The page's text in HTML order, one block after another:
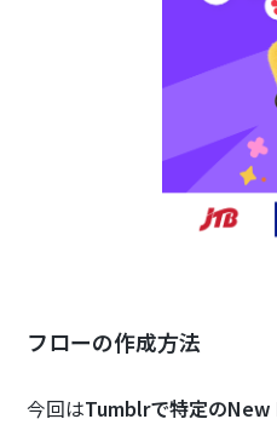
フローの作成方法
今回はTumblrで特定のNew